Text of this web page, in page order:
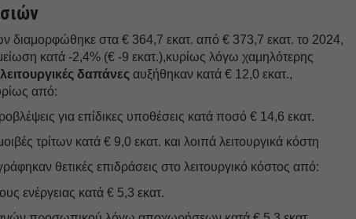
διαμορφώθηκε στα € 364,7 εκατ. από € 373,7 εκατ. το 2024,
κατά -2,4% (€ -9 εκατ.),κυρίως λόγω χαμηλότερης
λειτουργικές δαπάνες αυξήθηκαν κατά € 12,0 εκατ.,
από:
για επίδικες υποθέσεις κατά ποσό € 14,6 εκατ.
τρίτων κατά € 9,0 εκατ. και λοιπά λειτουργικά κόστη
θετικές επιδράσεις στο λειτουργικό κόστος από:
ενέργειας κατά € 5,3 εκατ.